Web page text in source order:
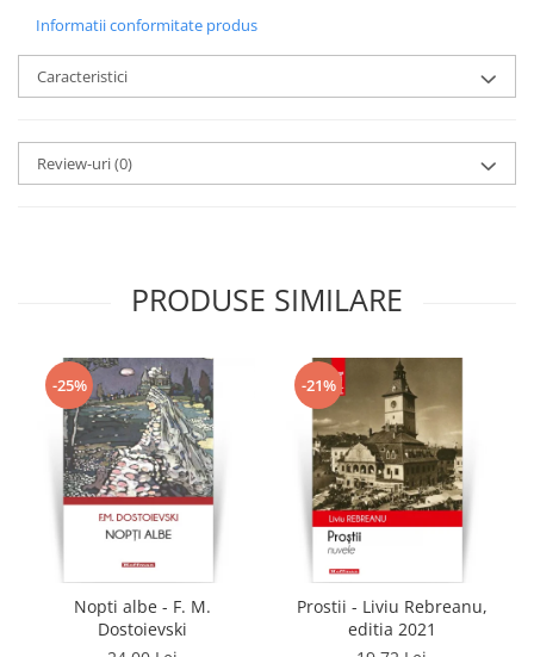
Informatii conformitate produs
Caracteristici
Review-uri(0)
PRODUSE SIMILARE
-25%
Nopti albe - F. M.
Dostoievski
-21%
Prostii - Liviu Rebreanu,
editia 2021